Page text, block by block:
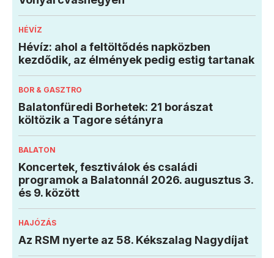
HÉVÍZ
Hévíz: ahol a feltöltődés napközben
kezdődik, az élmények pedig estig tartanak
BOR & GASZTRO
Balatonfüredi Borhetek: 21 borászat
költözik a Tagore sétányra
BALATON
Koncertek, fesztiválok és családi
programok a Balatonnál 2026. augusztus 3.
és 9. között
HAJÓZÁS
Az RSM nyerte az 58. Kékszalag Nagydíjat